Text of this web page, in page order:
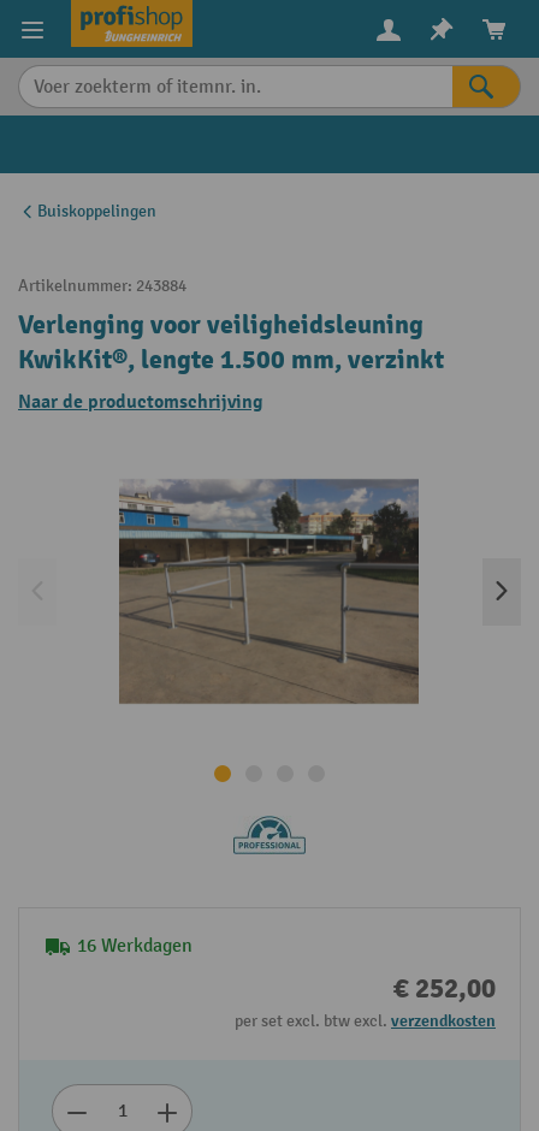
content
Buiskoppelingen
Artikelnummer: 243884
Verlenging voor veiligheidsleuning
KwikKit®, lengte 1.500 mm, verzinkt
Naar de productomschrijving
16 Werkdagen
€ 252,00
per set excl. btw excl. verzendkosten